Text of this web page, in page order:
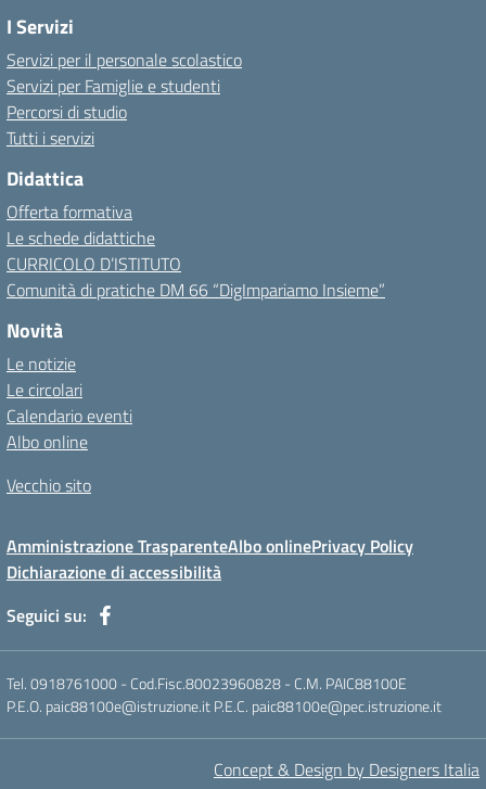
I Servizi
Servizi per il personale scolastico
Servizi per Famiglie e studenti
Percorsi di studio
Tutti i servizi
Didattica
Offerta formativa
Le schede didattiche
CURRICOLO D’ISTITUTO
Comunità di pratiche DM 66 “DigImpariamo Insieme”
Novità
Le notizie
Le circolari
Calendario eventi
Albo online
Vecchio sito
Amministrazione TrasparenteAlbo onlinePrivacy Policy
Dichiarazione di accessibilità
Seguici su:
Tel. 0918761000 - Cod.Fisc.80023960828 - C.M. PAIC88100E
P.E.O. paic88100e@istruzione.it P.E.C. paic88100e@pec.istruzione.it
Concept & Design by Designers Italia